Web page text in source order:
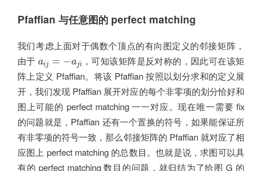
Pfaffian 与任意图的 perfect matching
我们考虑上面对于偶数个顶点的有向图定义的邻接矩阵，
由于aij = −aji
aij =− aji
，可知该矩阵是反对称的，因此可在该矩
阵上定义 Pfaffian。将该 Pfaffian 按照以划分求和的定义展
开，我们发现 Pfaffian 展开对应的每个非零项的划分恰好和
图上可能的 perfect matching 一一对应。现在唯一需要 fix
的问题就是，Pfaffian 还有一个置换的符号，如果能保证所
有非零项的符号一致，那么邻接矩阵的 Pfaffian 就对应了相
应图上 perfect matching 的总数目。也就是说，求图可以具
有的 perfect matching 数目的问题，就归结为了给图 G 的